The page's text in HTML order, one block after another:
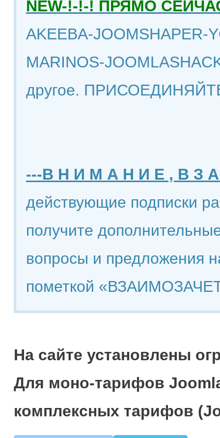
NEW-!-!-! ПРЯМО
AKEEBA-JOOMSHAPER-
MARINOS-
другое.
---В Н И М А Н И Е , В З
действующие подписки
получите
вопросы и предложения
пометкой
На сайте установлены
Для моно-тарифов
комплексных тарифов